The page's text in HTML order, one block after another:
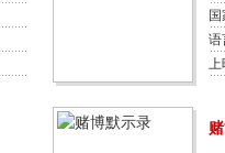
国
语
上